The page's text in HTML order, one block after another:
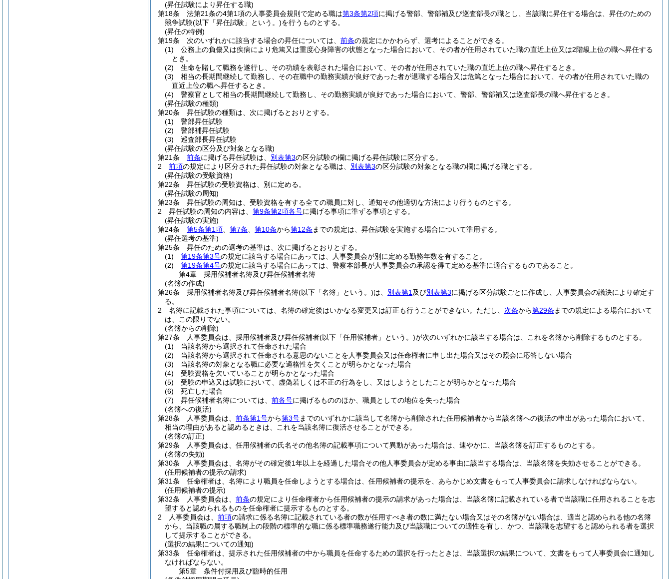
(昇任試験により昇任する職)
第18条
法第21条の4第1項の人事委員会規則で定める職は第3条第2項に掲げる警部、警部補及び巡査部長の職とし、当該職に昇任する場合は、昇任のための
競争試験(以下「昇任試験」という。)を行うものとする。
(昇任の特例)
第19条
次のいずれかに該当する場合の昇任については、 前条の規定にかかわらず、選考によることができる。
(1)
公務上の負傷又は疾病により危篤又は重度心身障害の状態となった場合において、その者が任用されていた職の直近上位又は2階級上位の職へ昇任する
とき。
(2)
生命を賭して職務を遂行し、その功績を表彰された場合において、その者が任用されていた職の直近上位の職へ昇任するとき。
(3)
相当の長期間継続して勤務し、その在職中の勤務実績が良好であった者が退職する場合又は危篤となった場合において、その者が任用されていた職の
直近上位の職へ昇任するとき。
(4)
警察官として相当の長期間継続して勤務し、その勤務実績が良好であった場合において、警部、警部補又は巡査部長の職へ昇任するとき。
(昇任試験の種類)
第20条
昇任試験の種類は、次に掲げるとおりとする。
(1)
警部昇任試験
(2)
警部補昇任試験
(3)
巡査部長昇任試験
(昇任試験の区分及び対象となる職)
第21条
前条に掲げる昇任試験は、 別表第3の区分試験の欄に掲げる昇任試験に区分する。
2
前項の規定により区分された昇任試験の対象となる職は、 別表第3の区分試験の対象となる職の欄に掲げる職とする。
(昇任試験の受験資格)
第22条
昇任試験の受験資格は、別に定める。
(昇任試験の周知)
第23条
昇任試験の周知は、受験資格を有する全ての職員に対し、通知その他適切な方法により行うものとする。
2
昇任試験の周知の内容は、 第9条第2項各号に掲げる事項に準ずる事項とする。
(昇任試験の実施)
第24条
第5条第1項 第7条 第10条から第12条 までの規定は、昇任試験を実施する場合について準用する。
(昇任選考の基準)
第25条
昇任のための選考の基準は、次に掲げるとおりとする。
(1)
第19条第3号の規定に該当する場合にあっては、人事委員会が別に定める勤務年数を有すること。
(2)
第19条第4号の規定に該当する場合にあっては、警察本部長が人事委員会の承認を得て定める基準に適合するものであること。
第4章
採用候補者名簿及び昇任候補者名簿
(名簿の作成)
第26条
採用候補者名簿及び昇任候補者名簿(以下「名簿」という。)は、 別表第1 及び別表第3に掲げる区分試験ごとに作成し、人事委員会の議決により確定す
る。
2
名簿に記載された事項については、名簿の確定後はいかなる変更又は訂正も行うことができない。 ただし、 次条から第29条 までの規定による場合において
は、この限りでない。
(名簿からの削除)
第27条
人事委員会は、採用候補者及び昇任候補者(以下「任用候補者」という。)が次のいずれかに該当する場合は、これを名簿から削除するものとする。
(1)
当該名簿から選択されて任命された場合
(2)
当該名簿から選択されて任命される意思のないことを人事委員会又は任命権者に申し出た場合又はその照会に応答しない場合
(3)
当該名簿の対象となる職に必要な適格性を欠くことが明らかとなった場合
(4)
受験資格を欠いていることが明らかとなった場合
(5)
受験の申込又は試験において、虚偽若しくは不正の行為をし、又はしようとしたことが明らかとなった場合
(6)
死亡した場合
(7)
昇任候補者名簿については、 前各号に掲げるもののほか、職員としての地位を失った場合
(名簿への復活)
第28条
人事委員会は、 前条第1号から第3号までのいずれかに該当して名簿から削除された任用候補者から当該名簿への復活の申出があった場合において、
相当の理由があると認めるときは、これを当該名簿に復活させることができる。
(名簿の訂正)
第29条
人事委員会は、任用候補者の氏名その他名簿の記載事項について異動があった場合は、速やかに、当該名簿を訂正するものとする。
(名簿の失効)
第30条
人事委員会は、名簿がその確定後1年以上を経過した場合その他人事委員会が定める事由に該当する場合は、当該名簿を失効させることができる。
(任用候補者の提示の請求)
第31条
任命権者は、名簿により職員を任命しようとする場合は、任用候補者の提示を、あらかじめ文書をもって人事委員会に請求しなければならない。
(任用候補者の提示)
第32条
人事委員会は、 前条の規定により任命権者から任用候補者の提示の請求があった場合は、当該名簿に記載されている者で当該職に任用されることを志
望すると認められるものを任命権者に提示するものとする。
2
人事委員会は、 前項の請求に係る名簿に記載されている者の数が任用すべき者の数に満たない場合又はその名簿がない場合は、適当と認められる他の名簿
から、当該職の属する職制上の段階の標準的な職に係る標準職務遂行能力及び当該職についての適性を有し、かつ、当該職を志望すると認められる者を選択
して提示することができる。
(選択の結果についての通知)
第33条
任命権者は、提示された任用候補者の中から職員を任命するための選択を行ったときは、当該選択の結果について、文書をもって人事委員会に通知し
なければならない。
第5章
条件付採用及び臨時的任用